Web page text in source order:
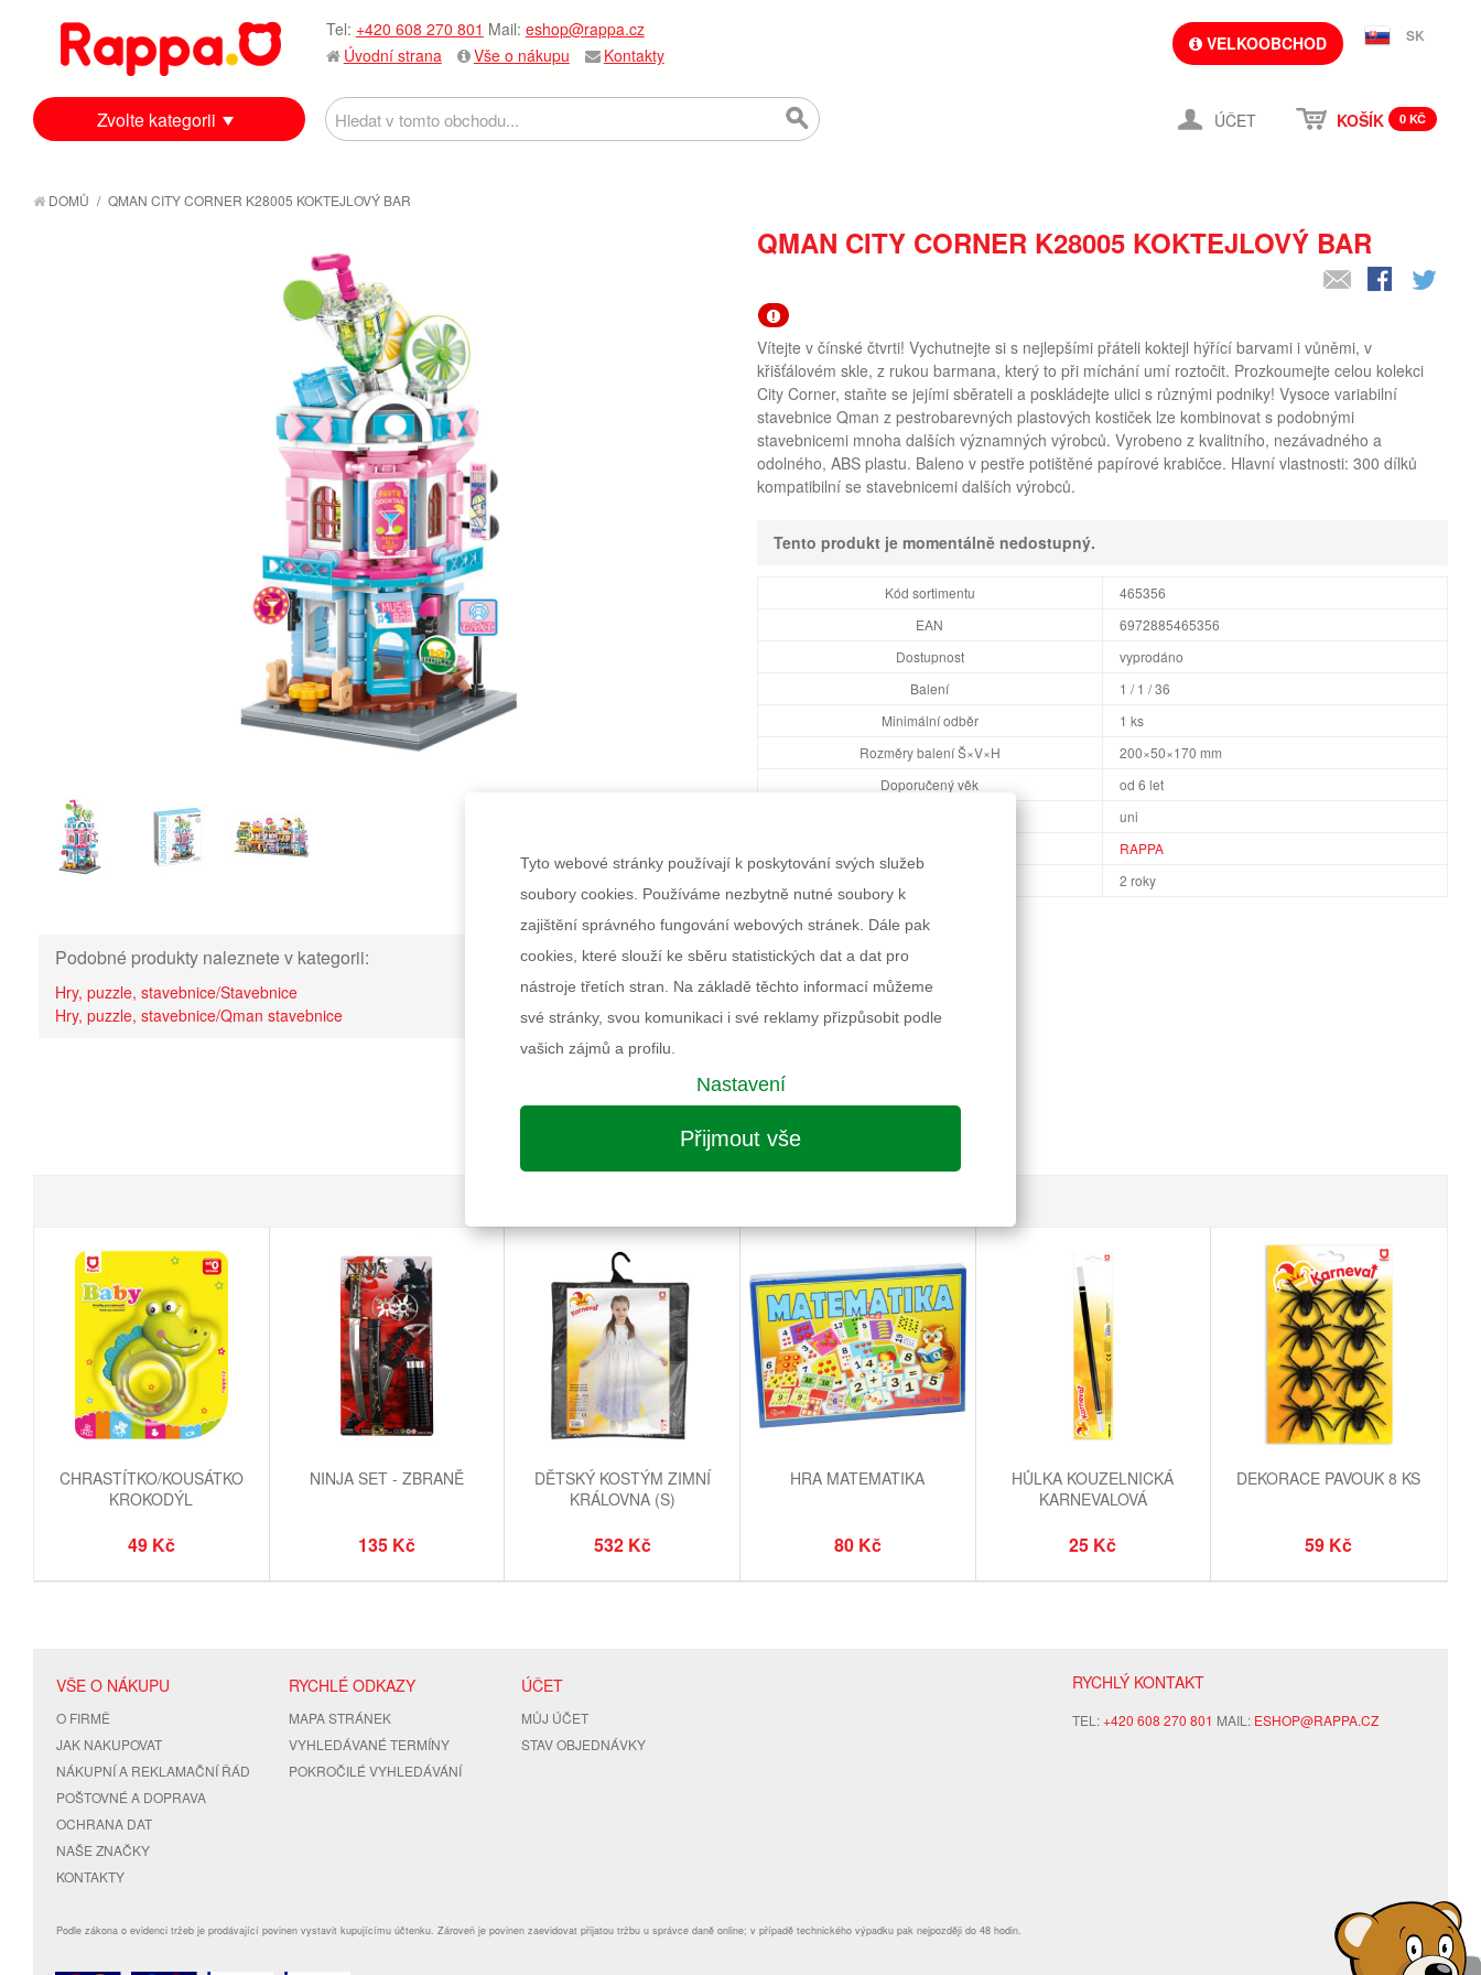
Tel: +420 608 270 801 Mail: eshop@rappa.cz
Úvodní strana
Vše o nákupu Kontakty
VELKOOBCHOD SK
ÚČET KOŠÍK 0 KČ
Zvolte kategorii
DOMŮ / QMAN CITY CORNER K28005 KOKTEJLOVÝ BAR
Podobné produkty naleznete v kategorii:
Hry, puzzle, stavebnice/Stavebnice
Hry, puzzle, stavebnice/Qman stavebnice
QMAN CITY CORNER K28005 KOKTEJLOVÝ BAR
Vítejte v čínské čtvrti! Vychutnejte si s nejlepšími přáteli koktejl hýřící barvami i vůněmi, v
křišťálovém skle, z rukou barmana, který to při míchání umí roztočit. Prozkoumejte celou kolekci
City Corner, staňte se jejími sběrateli a poskládejte ulici s různými podniky! Vysoce variabilní
stavebnice Qman z pestrobarevných plastových kostiček lze kombinovat s podobnými
stavebnicemi mnoha dalších významných výrobců. Vyrobeno z kvalitního, nezávadného a
odolného, ABS plastu. Baleno v pestře potištěné papírové krabičce. Hlavní vlastnosti: 300 dílků
kompatibilní se stavebnicemi dalších výrobců.
Tento produkt je momentálně nedostupný.
Kód sortimentu
465356
EAN
6972885465356
Dostupnost
vyprodáno
Balení
1 / 1 / 36
Minimální odběr
1 ks
Rozměry balení Š×V×H
200×50×170 mm
Doporučený věk
od 6 let
uni
RAPPA
2 roky
Informace k výrobku
CHRASTÍTKO/KOUSÁTKO
KROKODÝL
49 Kč
NINJA SET - ZBRANĚ
135 Kč
DĚTSKÝ KOSTÝM ZIMNÍ
KRÁLOVNA (S)
532 Kč
HRA MATEMATIKA
80 Kč
HŮLKA KOUZELNICKÁ
KARNEVALOVÁ
25 Kč
DEKORACE PAVOUK 8 KS
59 Kč
RYCHLÝ KONTAKT
TEL:+420 608 270 801 MAIL: ESHOP@RAPPA.CZ
VŠE O NÁKUPU
O FIRMĚ
JAK NAKUPOVAT
NÁKUPNÍ A REKLAMAČNÍ ŘÁD
POŠTOVNÉ A DOPRAVA
OCHRANA DAT
NAŠE ZNAČKY
KONTAKTY
RYCHLÉ ODKAZY
MAPA STRÁNEK
VYHLEDÁVANÉ TERMÍNY
POKROČILÉ VYHLEDÁVÁNÍ
ÚČET
MŮJ ÚČET
STAV OBJEDNÁVKY
Podle zákona o evidenci tržeb je prodávající povinen vystavit kupujícímu účtenku. Zároveň je povinen zaevidovat přijatou tržbu u správce daně online; v případě technického výpadku pak nejpozději do 48 hodin.
Tyto webové stránky používají k poskytování svých služeb
soubory cookies. Používáme nezbytně nutné soubory k
zajištění správného fungování webových stránek. Dále pak
cookies, které slouží ke sběru statistických dat a dat pro
nástroje třetích stran. Na základě těchto informací můžeme
své stránky, svou komunikaci i své reklamy přizpůsobit podle
vašich zájmů a profilu.
Nastavení
Přijmout vše